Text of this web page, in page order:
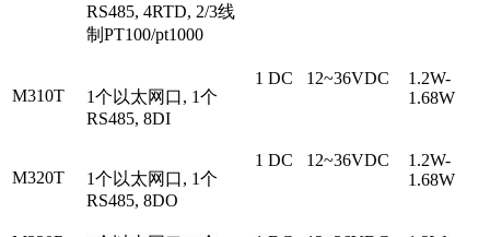
RS485, 4RTD, 2/3线
制PT100/pt1000
M310T
1个以太网口, 1个
RS485, 8DI
1 DC 12~36VDC
1.2W-
1.68W
M320T
1个以太网口, 1个
RS485, 8DO
1 DC 12~36VDC
1.2W-
1.68W